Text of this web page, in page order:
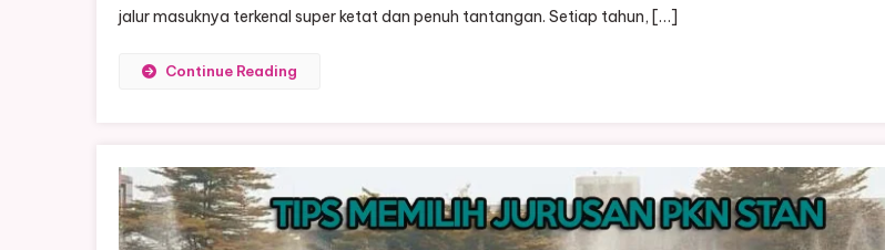
jalur masuknya terkenal super ketat dan penuh tantangan. Setiap tahun, […]
Continue Reading